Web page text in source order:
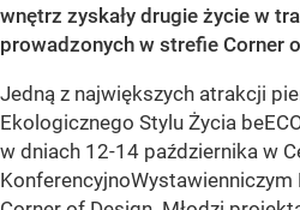
wnętrz zyskały drugie życie w
prowadzonych w strefie Corner
Jedną z największych atrakcji
Ekologicznego Stylu Życia
w dniach 12-14 października w
KonferencyjnoWystawienniczym